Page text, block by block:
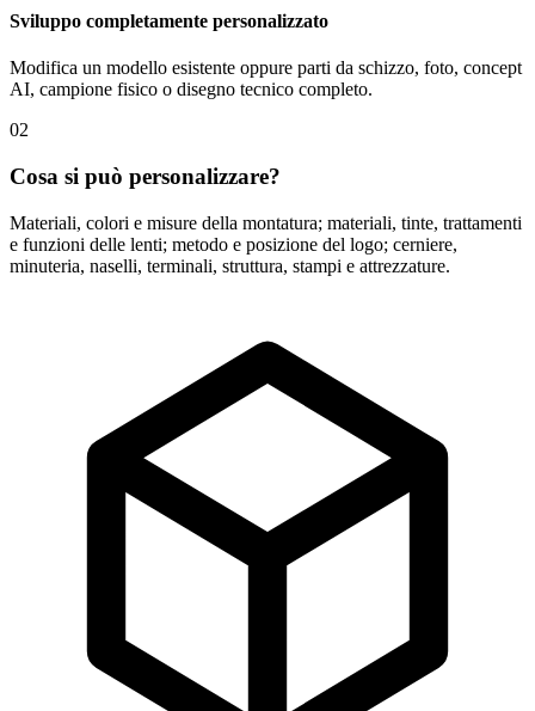
Sviluppo completamente personalizzato
Modifica un modello esistente oppure parti da schizzo, foto, concept
AI, campione fisico o disegno tecnico completo.
02
Cosa si può personalizzare?
Materiali, colori e misure della montatura; materiali, tinte, trattamenti
e funzioni delle lenti; metodo e posizione del logo; cerniere,
minuteria, naselli, terminali, struttura, stampi e attrezzature.